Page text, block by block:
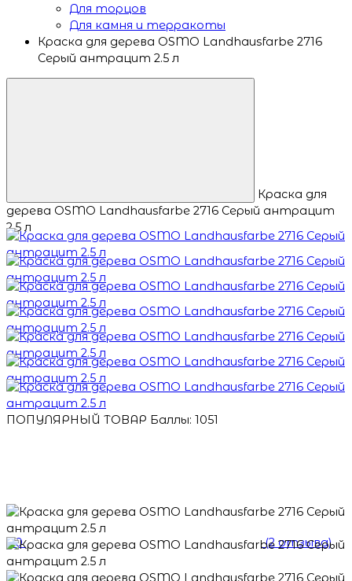
Для торцов
Для камня и терракоты
Краска для дерева OSMO Landhausfarbe 2716
Серый антрацит 2.5 л
Краска для
дерева OSMO Landhausfarbe 2716 Серый антрацит
2.5 л
ПОПУЛЯРНЫЙ ТОВАР Баллы: 1051
5.0 (2 отзыва)